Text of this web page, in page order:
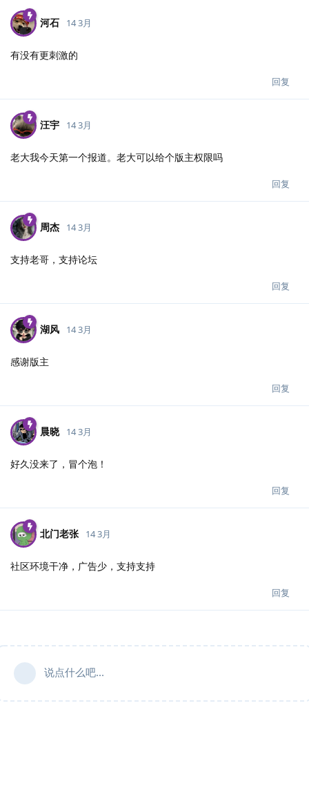
河石 14 3月
有没有更刺激的
回复
汪宇 14 3月
老大我今天第一个报道。老大可以给个版主权限吗
回复
周杰 14 3月
支持老哥，支持论坛
回复
湖风 14 3月
感谢版主
回复
晨晓 14 3月
好久没来了，冒个泡！
回复
北门老张 14 3月
社区环境干净，广告少，支持支持
回复
说点什么吧...